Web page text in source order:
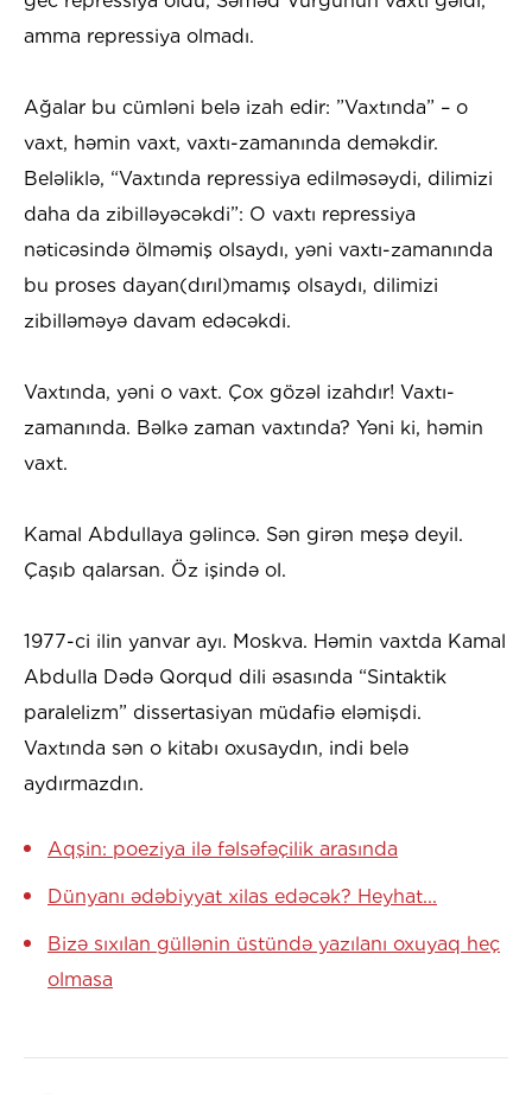
amma repressiya olmadı.
Ağalar bu cümləni belə izah edir: ”Vaxtında” – o
vaxt, həmin vaxt, vaxtı-zamanında deməkdir.
Beləliklə, “Vaxtında repressiya edilməsəydi, dilimizi
daha da zibilləyəcəkdi”: O vaxtı repressiya
nəticəsində ölməmiş olsaydı, yəni vaxtı-zamanında
bu proses dayan(dırıl)mamış olsaydı, dilimizi
zibilləməyə davam edəcəkdi.
Vaxtında, yəni o vaxt. Çox gözəl izahdır! Vaxtı-
zamanında. Bəlkə zaman vaxtında? Yəni ki, həmin
vaxt.
Kamal Abdullaya gəlincə. Sən girən meşə deyil.
Çaşıb qalarsan. Öz işində ol.
1977-ci ilin yanvar ayı. Moskva. Həmin vaxtda Kamal
Abdulla Dədə Qorqud dili əsasında “Sintaktik
paralelizm” dissertasiyan müdafiə eləmişdi.
Vaxtında sən o kitabı oxusaydın, indi belə
aydırmazdın.
Aqşin: poeziya ilə fəlsəfəçilik arasında
Dünyanı ədəbiyyat xilas edəcək? Heyhat...
Bizə sıxılan güllənin üstündə yazılanı oxuyaq heç
olmasa